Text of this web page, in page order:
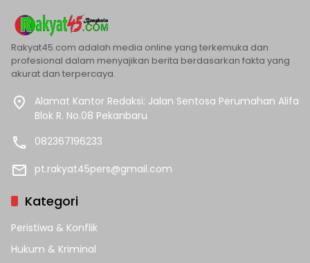
Rakyat45.com adalah media online yang terkemuka dan
profesional dalam menyajikan berita berdasarkan fakta yang
akurat dan terpercaya.
Alamat Kantor Redaksi: Jalan Sentosa Perumahan Alifa
Blok R. No.08 Pekanbaru
082367196233
pt.rakyat45pers@gmail.com
Kategori
Peristiwa & Konflik
Hukum & Kriminal